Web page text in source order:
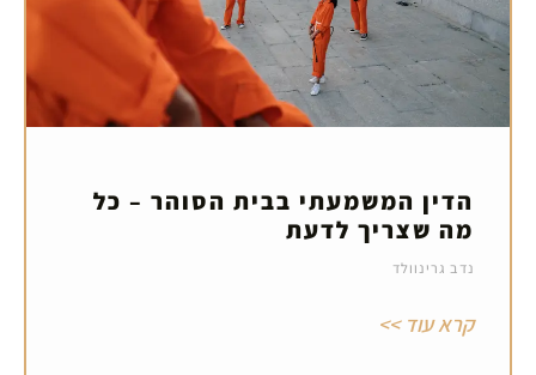
הדין המשמעתי בבית הסוהר – כל
מה שצריך לדעת
נדב גרינוולד
קרא עוד >>